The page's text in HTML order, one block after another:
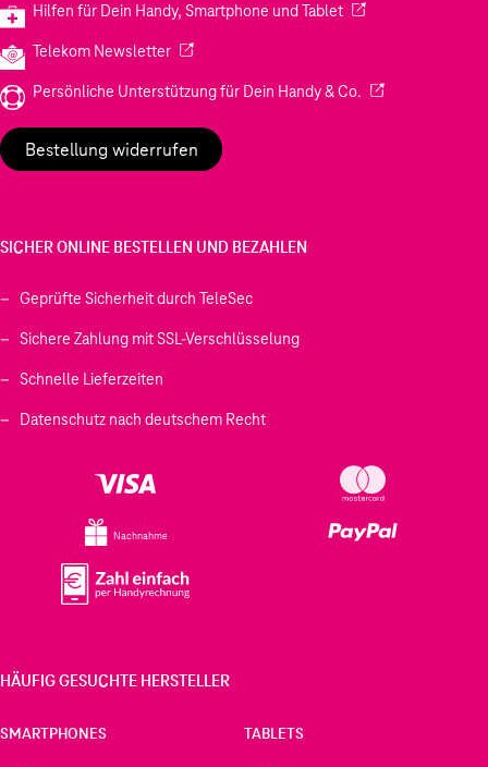
Hilfen für Dein Handy, Smartphone und Tablet(Wird in einem
Telekom Newsletter(Wird in einem neuen Tab geöffnet)
Persönliche Unterstützung für Dein Handy & Co. (Wird in einem
Bestellung widerrufen
SICHER ONLINE BESTELLEN UND BEZAHLEN
Geprüfte Sicherheit durch TeleSec
Sichere Zahlung mit SSL-Verschlüsselung
Schnelle Lieferzeiten
Datenschutz nach deutschem Recht
Nachnahme
HÄUFIG GESUCHTE HERSTELLER
SMARTPHONES TABLETS